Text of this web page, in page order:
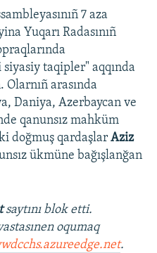
7 aza
Yuqarı Radasınıñ
siyasiy taqipler" aqqında
arasında
Daniya, Azerbaycan ve
qanunsız mahküm
doğmuş qardaşlar Aziz
ükmüne bağışlanğan
saytını blok etti.
oqumaq
.